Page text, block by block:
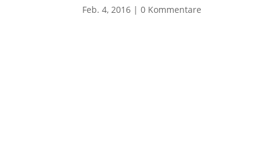
Feb. 4, 2016 |0 Kommentare